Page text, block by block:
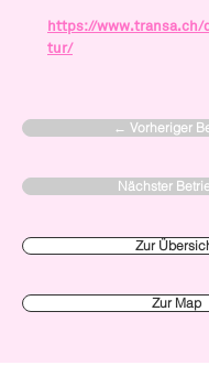
https://www.transa.ch/
tur/
← Vorheriger
Nächster
Zur
Zur Map